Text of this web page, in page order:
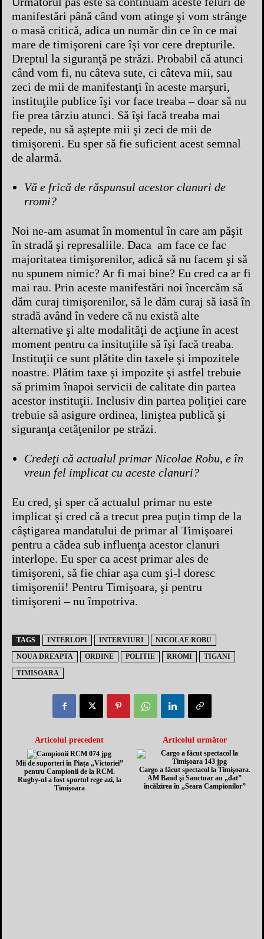
manifestări până când vom atinge şi vom strânge
o masă critică, adica un număr din ce în ce mai
mare de timişoreni care îşi vor cere drepturile.
Dreptul la siguranţă pe străzi. Probabil că atunci
când vom fi, nu câteva sute, ci câteva mii, sau
zeci de mii de manifestanţi în aceste marşuri,
instituţile publice îşi vor face treaba – doar să nu
fie prea târziu atunci. Să îşi facă treaba mai
repede, nu să aştepte mii şi zeci de mii de
timişoreni. Eu sper să fie suficient acest semnal
de alarmă.
Vă e frică de răspunsul acestor clanuri de
rromi?
Noi ne-am asumat în momentul în care am păşit
în stradă şi represaliile. Daca am face ce fac
majoritatea timişorenilor, adică să nu facem şi să
nu spunem nimic? Ar fi mai bine? Eu cred ca ar fi
mai rau. Prin aceste manifestări noi încercăm să
dăm curaj timişorenilor, să le dăm curaj să iasă în
stradă având în vedere că nu există alte
alternative şi alte modalităţi de acţiune în acest
moment pentru ca insituţiile să îşi facă treaba.
Instituţii ce sunt plătite din taxele şi impozitele
noastre. Plătim taxe şi impozite şi astfel trebuie
să primim înapoi servicii de calitate din partea
acestor instituţii. Inclusiv din partea poliţiei care
trebuie să asigure ordinea, liniştea publică şi
siguranţa cetăţenilor pe străzi.
Credeţi că actualul primar Nicolae Robu, e în
vreun fel implicat cu aceste clanuri?
Eu cred, şi sper că actualul primar nu este
implicat şi cred că a trecut prea puţin timp de la
câştigarea mandatului de primar al Timişoarei
pentru a cădea sub influenţa acestor clanuri
interlope. Eu sper ca acest primar ales de
timişoreni, să fie chiar aşa cum şi-l doresc
timişorenii! Pentru Timişoara, şi pentru
timişoreni – nu împotriva.
TAGS INTERLOPI INTERVIURI
NICOLAE ROBU
NOUA DREAPTA
ORDINE POLITIE RROMI
TIGANI
TIMISOARA
Articolul precedent
Mii de suporteri în Piața „Victoriei”
pentru Campionii de la RCM.
Rugby-ul a fost sportul rege azi, la
Timișoara
Articolul următor
Cargo a făcut spectacol la Timişoara.
AM Band şi Sanctuar au „dat”
încălzirea în „Seara Campionilor”